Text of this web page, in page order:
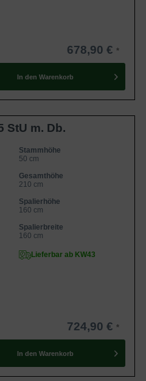
678,90 €
In den Warenkorb
StU m. Db.
Stammhöhe
50 cm
Gesamthöhe
210 cm
Spalierhöhe
160 cm
Spalierbreite
160 cm
Lieferbar ab KW43
724,90 €
In den Warenkorb